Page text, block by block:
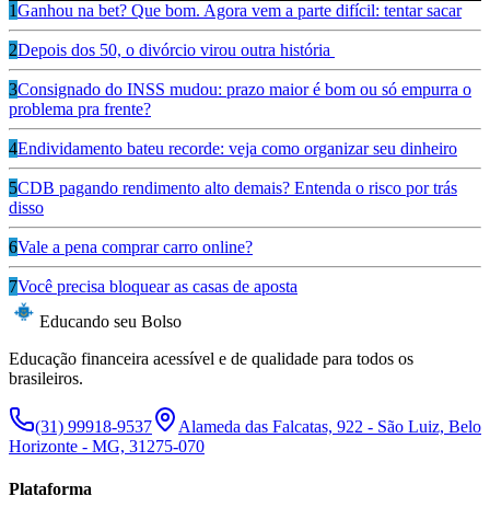
1Ganhou na bet? Que bom. Agora vem a parte difícil: tentar sacar
2Depois dos 50, o divórcio virou outra história
3Consignado do INSS mudou: prazo maior é bom ou só empurra o
problema pra frente?
4Endividamento bateu recorde: veja como organizar seu dinheiro
5CDB pagando rendimento alto demais? Entenda o risco por trás
disso
6Vale a pena comprar carro online?
7Você precisa bloquear as casas de aposta
Educando seu Bolso
Educação financeira acessível e de qualidade para todos os
brasileiros.
(31) 99918-9537
Alameda das Falcatas, 922 - São Luiz, Belo
Horizonte - MG, 31275-070
Plataforma